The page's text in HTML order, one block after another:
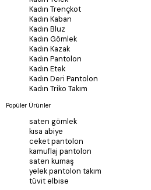
Kadın Trençkot
Kadın Kaban
Kadın Bluz
Kadın Gömlek
Kadın Kazak
Kadın Pantolon
Kadın Etek
Kadın Deri Pantolon
Kadın Triko Takım
Popüler Ürünler
saten gömlek
kısa abiye
ceket pantolon
kamuflaj pantolon
saten kumaş
yelek pantolon takım
tüvit elbise